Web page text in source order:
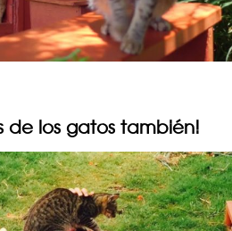
de los gatos también!